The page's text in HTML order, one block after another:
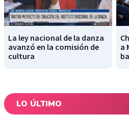
La ley nacional de la danza
avanzó en la comisión de
cultura
a
LO ÚLTIMO